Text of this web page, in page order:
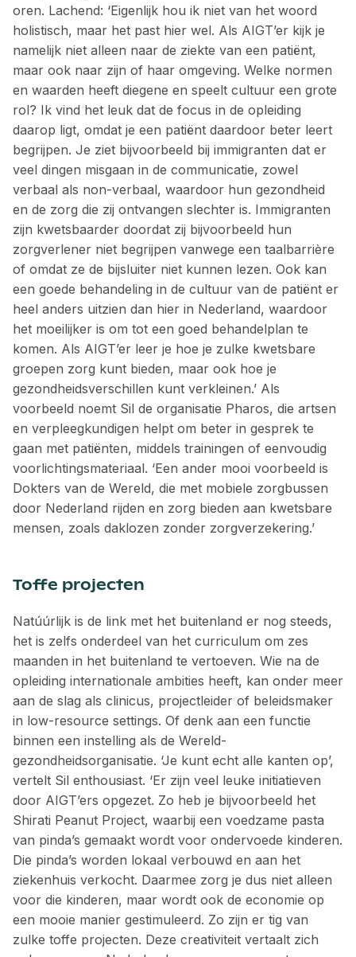
oren. Lachend: ‘Eigenlijk hou ik niet van het woord
holistisch, maar het past hier wel. Als AIGT’er kijk je
namelijk niet alleen naar de ziekte van een patiënt,
maar ook naar zijn of haar omgeving. Welke normen
en waarden heeft diegene en speelt cultuur een grote
rol? Ik vind het leuk dat de focus in de opleiding
daarop ligt, omdat je een patiënt daardoor beter leert
begrijpen. Je ziet bijvoorbeeld bij immigranten dat er
veel dingen misgaan in de communicatie, zowel
verbaal als non-verbaal, waardoor hun gezondheid
en de zorg die zij ontvangen slechter is. Immigranten
zijn kwetsbaarder doordat zij bijvoorbeeld hun
zorgverlener niet begrijpen vanwege een taalbarrière
of omdat ze de bijsluiter niet kunnen lezen. Ook kan
een goede behandeling in de cultuur van de patiënt er
heel anders uitzien dan hier in Nederland, waardoor
het moeilijker is om tot een goed behandelplan te
komen. Als AIGT’er leer je hoe je zulke kwetsbare
groepen zorg kunt bieden, maar ook hoe je
gezondheidsverschillen kunt verkleinen.’ Als
voorbeeld noemt Sil de organisatie Pharos, die artsen
en verpleegkundigen helpt om beter in gesprek te
gaan met patiënten, middels trainingen of eenvoudig
voorlichtingsmateriaal. ‘Een ander mooi voorbeeld is
Dokters van de Wereld, die met mobiele zorgbussen
door Nederland ­rijden en zorg bieden aan kwetsbare
mensen, zoals daklozen zonder zorgverzekering.’
Toffe projecten
Natúúrlijk is de link met het buitenland er nog steeds,
het is zelfs onderdeel van het ­curriculum om zes
maanden in het buitenland te vertoeven. Wie na de
opleiding internationale ambities heeft, kan onder meer
aan de slag als clinicus, projectleider of beleidsmaker
in low-resource settings. Of denk aan een ­functie
binnen een instelling als de Wereld­
gezondheidsorganisatie. ‘Je kunt echt alle ­kanten op’,
vertelt Sil enthousiast. ‘Er zijn veel leuke initiatieven
door AIGT’ers opgezet. Zo heb je bijvoorbeeld het
Shirati Peanut Project, waarbij een voedzame pasta
van pinda’s gemaakt wordt voor ondervoede kinderen.
Die pinda’s worden lokaal verbouwd en aan het
ziekenhuis verkocht. Daarmee zorg je dus niet alleen
voor die kinderen, maar wordt ook de economie op
een mooie manier gestimuleerd. Zo zijn er tig van
zulke toffe projecten. Deze creativiteit vertaalt zich